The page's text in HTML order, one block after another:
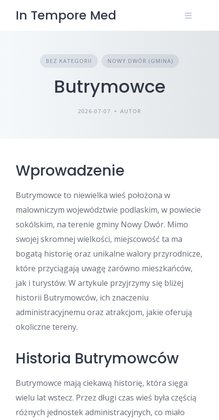
In Tempore Med
BEZ KATEGORII NOWY DWÓR (GMINA)
Butrymowce
2026-07-07 AUTOR
Wprowadzenie
Butrymowce to niewielka wieś położona w
malowniczym województwie podlaskim, w powiecie
sokólskim, na terenie gminy Nowy Dwór. Mimo
swojej skromnej wielkości, miejscowość ta ma
bogatą historię oraz unikalne walory przyrodnicze,
które przyciągają uwagę zarówno mieszkańców,
jak i turystów. W artykule przyjrzymy się bliżej
historii Butrymowców, ich znaczeniu
administracyjnemu oraz atrakcjom, jakie oferują
okoliczne tereny.
Historia Butrymowców
Butrymowce mają ciekawą historię, która sięga
wielu lat wstecz. Przez długi czas wieś była częścią
różnych jednostek administracyjnych, co miało